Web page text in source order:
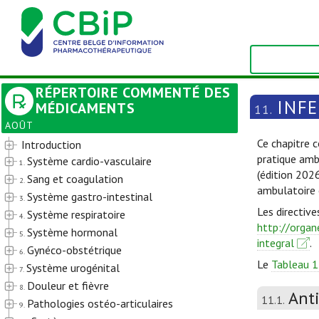
RÉPERTOIRE COMMENTÉ DES
MÉDICAMENTS
AOÛT
Introduction
1. Système cardio-vasculaire
2. Sang et coagulation
3. Système gastro-intestinal
4. Système respiratoire
5. Système hormonal
6. Gynéco-obstétrique
7. Système urogénital
8. Douleur et fièvre
9. Pathologies ostéo-articulaires
11.
Ce chapitre
pratique
(édition
ambulatoire
Les
http://
integral
.
Le Tableau
11.1.